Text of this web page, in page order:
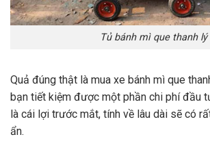
Tủ bánh mì que thanh lý
Quả đúng thật là mua xe bánh mì que
bạn tiết kiệm được một phần chi phí đầu
là cái lợi trước mắt, tính về lâu dài sẽ có
ẩn.